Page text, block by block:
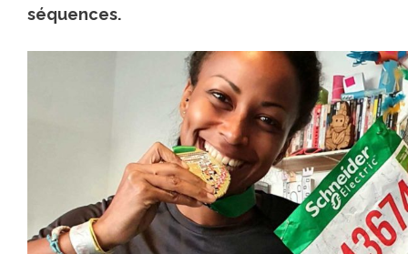
séquences.